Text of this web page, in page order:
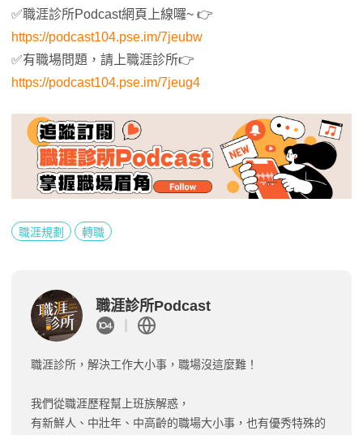
✅職涯診所Podcast網頁上線囉~ 👉
https://podcast104.pse.im/7jeubw
✅有職場問題，請上職涯診所👉
https://podcast104.pse.im/7jeug4
職涯規劃 轉職
職涯診所Podcast
職涯診所，解決工作大小事，職場沒這麼難！
我們從職涯歷程幫上班族解惑，
有新鮮人、中壯年、中高齡的職場大小事，也有優秀特殊的